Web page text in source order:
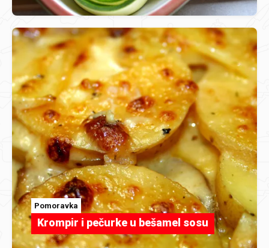
Pomoravka
Krompir i pečurke u bešamel sosu